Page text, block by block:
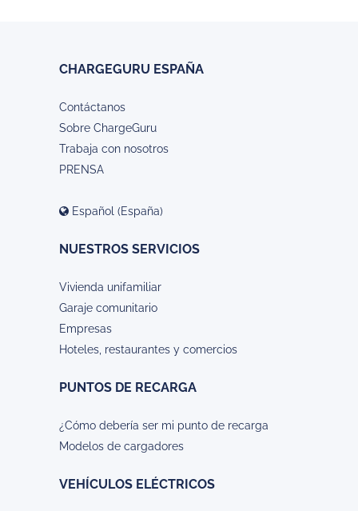
CHARGEGURU ESPAÑA
Contáctanos
Sobre ChargeGuru
Trabaja con nosotros
PRENSA
Español (España)
NUESTROS SERVICIOS
Vivienda unifamiliar
Garaje comunitario
Empresas
Hoteles, restaurantes y comercios
PUNTOS DE RECARGA
¿Cómo debería ser mi punto de recarga
Modelos de cargadores
VEHÍCULOS ELÉCTRICOS